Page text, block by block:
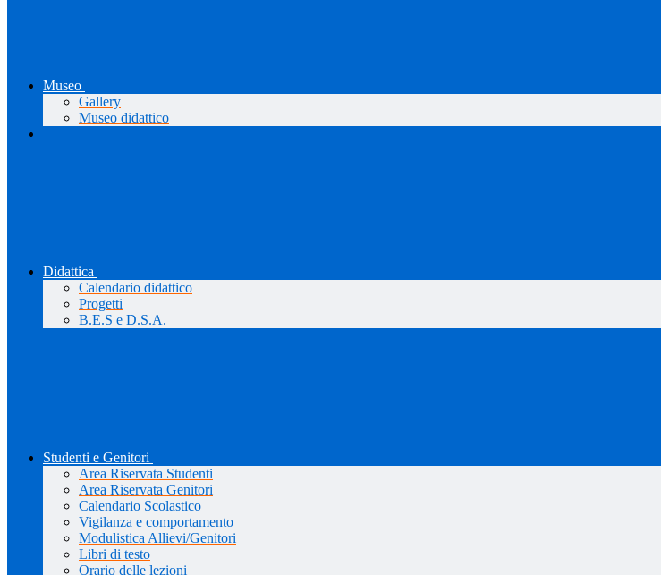
Museo
Gallery
Museo didattico
Didattica
Calendario didattico
Progetti
B.E.S e D.S.A.
Studenti e Genitori
Area Riservata Studenti
Area Riservata Genitori
Calendario Scolastico
Vigilanza e comportamento
Modulistica Allievi/Genitori
Libri di testo
Orario delle lezioni